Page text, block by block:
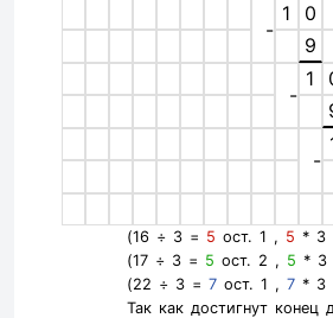
-
1
0
9
-
1
-
(16 ÷ 3 = 5 ост. 1 , 5 * 3
(17 ÷ 3 = 5 ост. 2 , 5 * 3
(22 ÷ 3 = 7ост. 1 , 7* 3
Так как достигнут конец